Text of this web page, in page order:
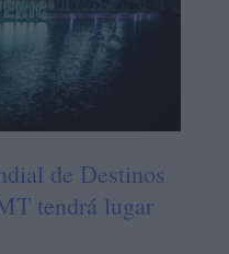
de Destinos
tendrá lugar